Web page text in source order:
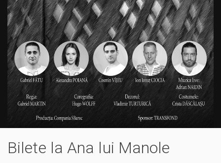
Bilete la Ana lui Manole